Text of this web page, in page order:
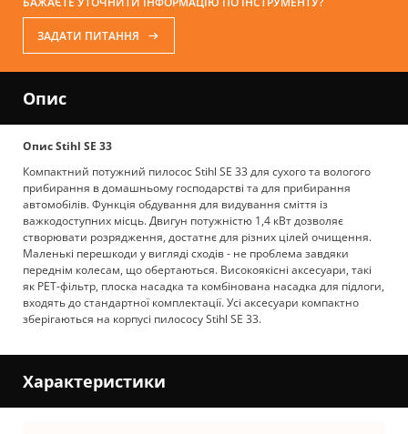
ЗАДАТИ ПИТАННЯ
Опис
Опис Stihl SE 33
Компактний потужний пилосос Stihl SE 33 для сухого та вологого
прибирання в домашньому господарстві та для прибирання
автомобілів. Функція обдування для видування сміття із
важкодоступних місць. Двигун потужністю 1,4 кВт дозволяє
створювати розрядження, достатнє для різних цілей очищення.
Маленькі перешкоди у вигляді сходів - не проблема завдяки
переднім колесам, що обертаються. Високоякісні аксесуари, такі
як PET-фільтр, плоска насадка та комбінована насадка для підлоги,
входять до стандартної комплектації. Усі аксесуари компактно
зберігаються на корпусі пилососу Stihl SE 33.
Характеристики